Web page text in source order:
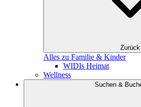
Zurück
Alles zu Familie & Kinder
WIDIs Heimat
Wellness
Suchen &